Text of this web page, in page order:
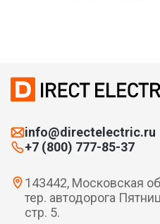
info@directelectric.ru
+7 (800) 777-85-37
143442, Московская
тер. автодорога
стр. 5.